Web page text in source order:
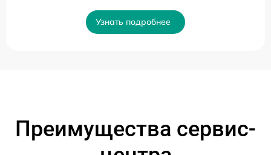
Узнать подробнее
Преимущества сервис-